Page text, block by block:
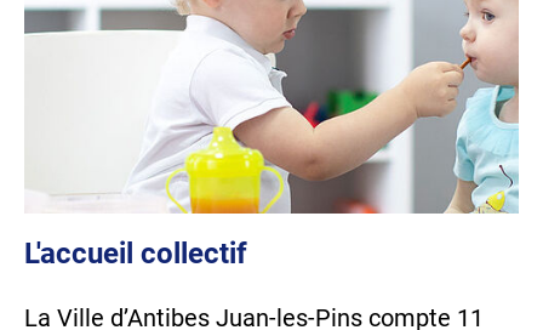
L'accueil collectif
La Ville d’Antibes Juan-les-Pins compte 11